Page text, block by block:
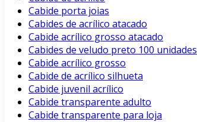
Cabide porta joias
Cabides de acrílico atacado
Cabide acrílico grosso atacado
Cabides de veludo preto 100 unidades
Cabide acrílico grosso
Cabide de acrílico silhueta
Cabide juvenil acrílico
Cabide transparente adulto
Cabide transparente para loja